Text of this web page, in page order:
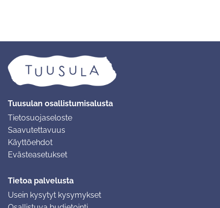
Tuusulan osallistumisalusta
Tietosuojaseloste
Saavutettavuus
Käyttöehdot
Evästeasetukset
Tietoa palvelusta
Usein kysytyt kysymykset